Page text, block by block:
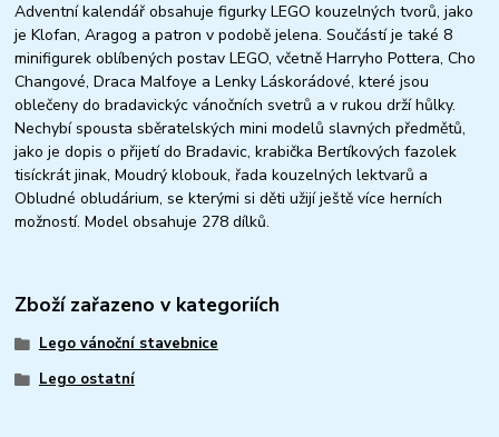
Adventní kalendář obsahuje figurky LEGO kouzelných tvorů, jako
je Klofan, Aragog a patron v podobě jelena. Součástí je také 8
minifigurek oblíbených postav LEGO, včetně Harryho Pottera, Cho
Changové, Draca Malfoye a Lenky Láskorádové, které jsou
oblečeny do bradavickýc vánočních svetrů a v rukou drží hůlky.
Nechybí spousta sběratelských mini modelů slavných předmětů,
jako je dopis o přijetí do Bradavic, krabička Bertíkových fazolek
tisíckrát jinak, Moudrý klobouk, řada kouzelných lektvarů a
Obludné obludárium, se kterými si děti užijí ještě více herních
možností. Model obsahuje 278 dílků.
Zboží zařazeno v kategoriích
Lego vánoční stavebnice
Lego ostatní